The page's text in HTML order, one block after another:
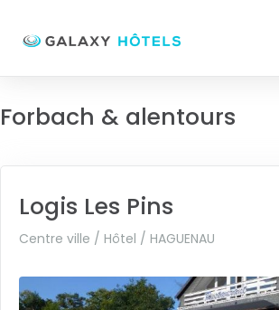
Forbach & alentours
Logis Les Pins
Centre ville / Hôtel / HAGUENAU